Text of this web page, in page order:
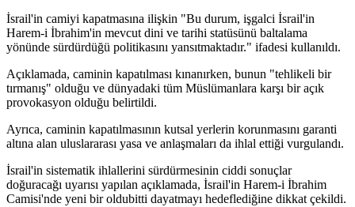
İsrail'in camiyi kapatmasına ilişkin "Bu durum, işgalci İsrail'in
Harem-i İbrahim'in mevcut dini ve tarihi statüsünü baltalama
yönünde sürdürdüğü politikasını yansıtmaktadır." ifadesi kullanıldı.
Açıklamada, caminin kapatılması kınanırken, bunun "tehlikeli bir
tırmanış" olduğu ve dünyadaki tüm Müslümanlara karşı bir açık
provokasyon olduğu belirtildi.
Ayrıca, caminin kapatılmasının kutsal yerlerin korunmasını garanti
altına alan uluslararası yasa ve anlaşmaları da ihlal ettiği vurgulandı.
İsrail'in sistematik ihlallerini sürdürmesinin ciddi sonuçlar
doğuracağı uyarısı yapılan açıklamada, İsrail'in Harem-i İbrahim
Camisi'nde yeni bir oldubitti dayatmayı hedeflediğine dikkat çekildi.